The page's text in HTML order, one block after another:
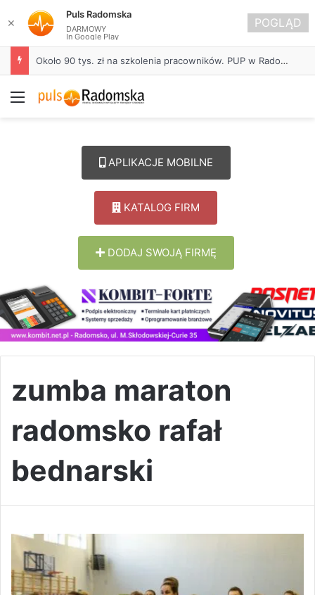
Około 90 tys. zł na szkolenia pracowników. PUP w Radomsku ogłasza nabór wniosków
Menu
APLIKACJE MOBILNE
KATALOG FIRM
DODAJ SWOJĄ FIRMĘ
zumba maraton
radomsko rafał
bednarski
✕
Puls Radomska
DARMOWY
In Google Play
POGLĄD